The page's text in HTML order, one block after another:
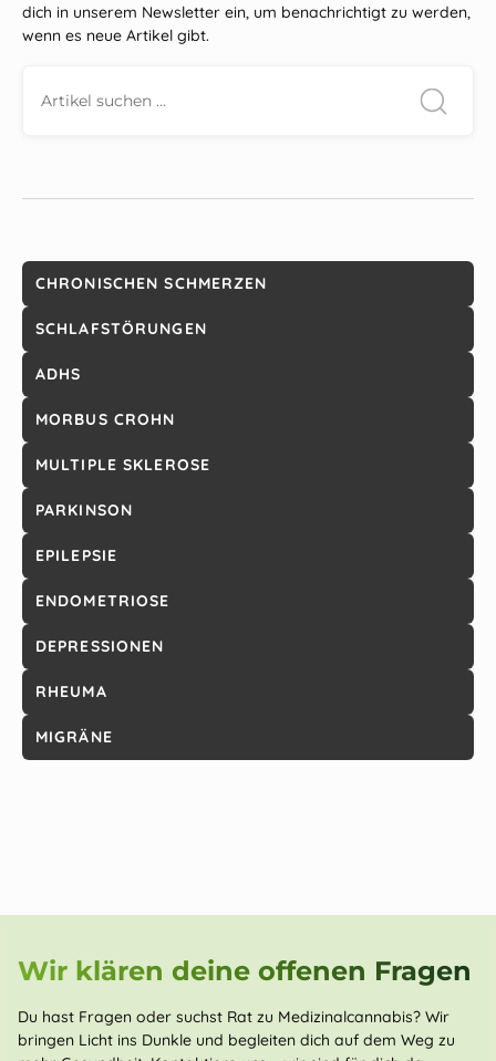
dich in unserem Newsletter ein, um benachrichtigt zu werden,
wenn es neue Artikel gibt.
CHRONISCHEN SCHMERZEN
SCHLAFSTÖRUNGEN
ADHS
MORBUS CROHN
MULTIPLE SKLEROSE
PARKINSON
EPILEPSIE
ENDOMETRIOSE
DEPRESSIONEN
RHEUMA
MIGRÄNE
Wir klären deine offenen Fragen
Du hast Fragen oder suchst Rat zu Medizinalcannabis? Wir
bringen Licht ins Dunkle und begleiten dich auf dem Weg zu